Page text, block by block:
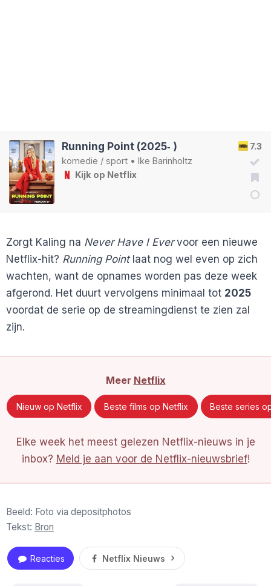
7.3
Running Point (2025‑ )
komedie / sport • Ike Barinholtz
Kijk op Netflix
Zorgt Kaling na Never Have I Evervoor een nieuwe
Netflix-hit? Running Pointlaat nog wel even op zich
wachten, want de opnames worden pas deze week
afgerond. Het duurt vervolgens minimaal tot 2025
voordat de serie op de streamingdienst te zien zal
zijn.
Meer Netflix
Nieuw op Netflix Beste films op Netflix Beste series
Elke week het meest gelezen Netflix-nieuws in je
inbox? Meld je aan voor de Netflix-nieuwsbrief!
Beeld: Foto via depositphotos
Tekst: Bron
Reacties Netflix Nieuws